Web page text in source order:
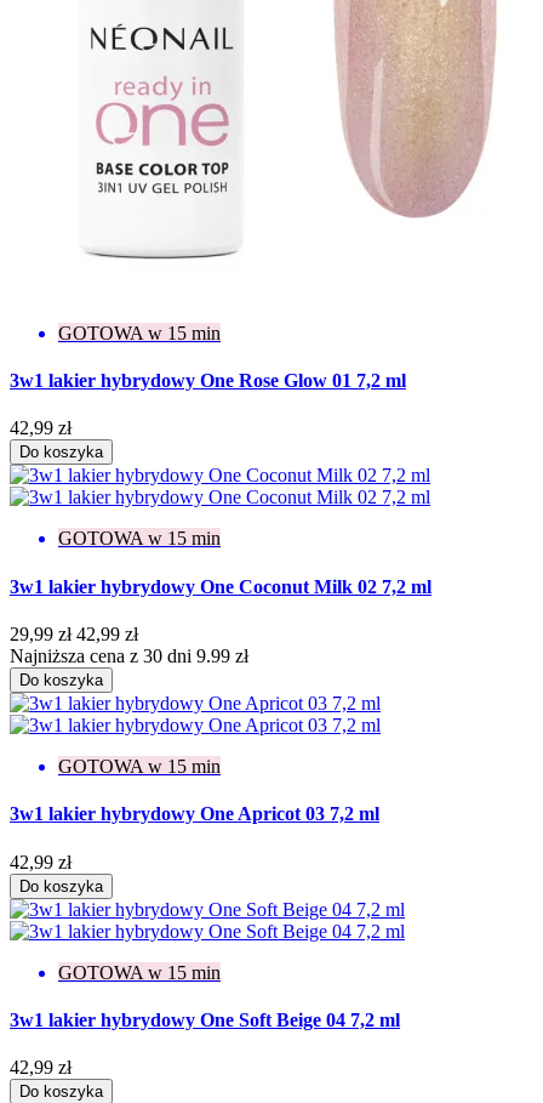
GOTOWA w 15 min
3w1 lakier hybrydowy One Rose Glow 01 7,2 ml
42,99 zł
Do koszyka
GOTOWA w 15 min
3w1 lakier hybrydowy One Coconut Milk 02 7,2 ml
29,99 zł42,99 zł
Najniższa cena z 30 dni 9.99 zł
Do koszyka
GOTOWA w 15 min
3w1 lakier hybrydowy One Apricot 03 7,2 ml
42,99 zł
Do koszyka
GOTOWA w 15 min
3w1 lakier hybrydowy One Soft Beige 04 7,2 ml
42,99 zł
Do koszyka